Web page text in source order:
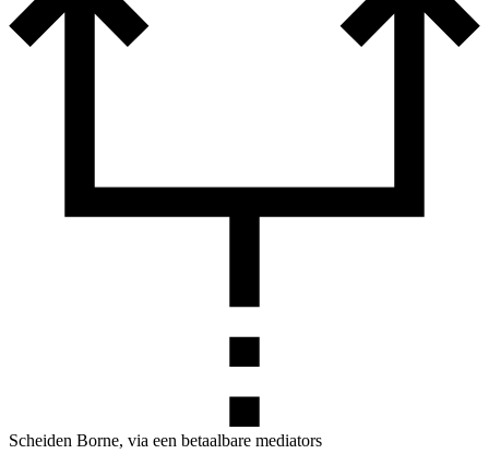
Scheiden Borne, via een betaalbare mediators